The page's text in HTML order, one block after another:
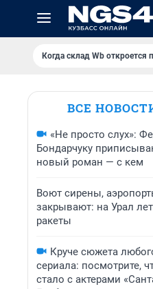
Когда склад Wb откроется
ВСЕ
«Не просто слух»:
Бондарчуку
новый роман — с кем
Воют сирены,
закрывают: на Урал
ракеты
Круче сюжета
сериала: посмотрите,
стало с актерами